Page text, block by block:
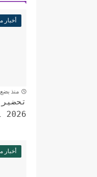
أخبار
منذ
2026
أخبار